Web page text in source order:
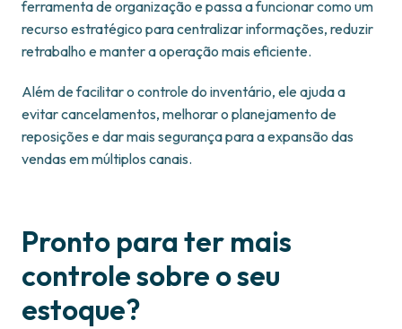
ferramenta de organização e passa a funcionar como um
recurso estratégico para centralizar informações, reduzir
retrabalho e manter a operação mais eficiente.
Além de facilitar o controle do inventário, ele ajuda a
evitar cancelamentos, melhorar o planejamento de
reposições e dar mais segurança para a expansão das
vendas em múltiplos canais.
Pronto para ter mais
controle sobre o seu
estoque?